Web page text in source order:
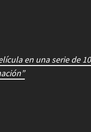
en una serie de